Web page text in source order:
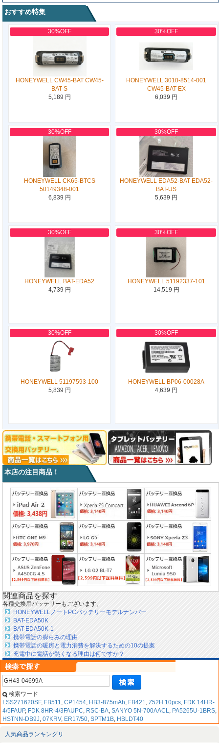
おすすめ特集
30%OFF
HONEYWELL CW45-BAT CW45-
BAT-S
5,189 円
30%OFF
HONEYWELL 3010-8514-001
CW45-BAT-EX
6,039 円
30%OFF
HONEYWELL CK65-BTCS
50149348-001
6,839 円
30%OFF
HONEYWELL EDA52-BAT EDA52-
BAT-US
5,639 円
30%OFF
HONEYWELL BAT-EDA52
4,739 円
30%OFF
HONEYWELL 51192337-101
14,519 円
30%OFF
HONEYWELL 51197593-100
5,839 円
30%OFF
HONEYWELL BP06-00028A
4,639 円
本店の注目商品！
関連商品を探す
各種交換用バッテリーもございます。
HONEYWELLノートPCバッテリーモデルナンバー
BAT-EDA50K
BAT-EDA50K-1
携帯電話の膨らみの理由
携帯電話の暖房と電力消費を解決するための10の提案
充電中に電話が熱くなる理由は何ですか？
検索ワード
LSS271620SF, FB511, CP1454, HB3-875mAh, FB421, Z52H 10pcs, FDK 14HR-
4/5FAUP, FDK 8HR-4/3FAUPC, RSC-BA, SANYO 5N-700AACL, PA5265U-1BRS,
HSTNN-DB9J, 07KRV, ER17/50, SPTM1B, HBLDT40
人気商品ランキングリ